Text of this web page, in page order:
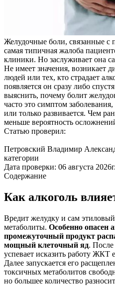
Желудочные боли, связанные
самая типичная жалоба
клиники. Но заслуживает она
Не имеет значения, возникает
людей или тех, кто страдает
появляется он сразу либо
выяснить, почему болит
часто это симптом
или только развивается. Чем
меньше вероятность
Статью проверил:
Петровский Владимир
категории
Дата проверки: 06 августа 2026г.
Содержание
Как алкоголь
Вредит желудку и сам
метаболиты. Особенно опасен
промежуточный продукт
мощный клеточный яд. После
успевает исказить работу ЖКТ
Далее запускается его
токсичных метаболитов
но большее количество